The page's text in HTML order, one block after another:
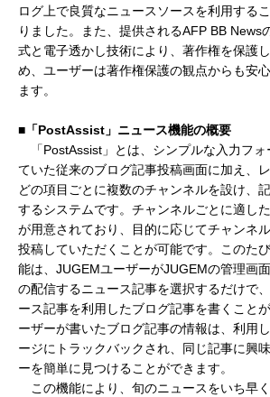
ログ上で良質なニュースソースを利用する
りました。また、提供されるAFP BB News
式と電子透かし技術により、著作権を保護
め、ユーザーは著作権保護の観点からも安
ます。
■「PostAssist」ニュース機能の概要
「PostAssist」とは、シンプルな入力フォ
ていた従来のブログ記事投稿画面に加え、
どの項目ごとに複数のチャンネルを設け、
するシステムです。チャンネルごとに適し
が用意されており、目的に応じてチャンネ
投稿していただくことが可能です。このた
能は、JUGEMユーザーがJUGEMの管理画
の配信するニュース記事を選択するだけで
ース記事を利用したブログ記事を書くこと
ーザーが書いたブログ記事の情報は、利用
ージにトラックバックされ、同じ記事に興
ーを簡単に見つけることができます。
この機能により、旬のニュースをいち早